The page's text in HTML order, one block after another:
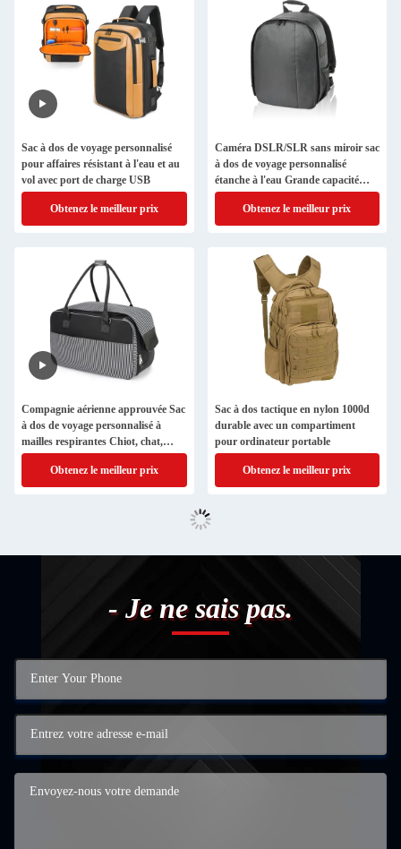
Sac à dos de voyage personnalisé
pour affaires résistant à l'eau et au
vol avec port de charge USB
Obtenez le meilleur prix
Caméra DSLR/SLR sans miroir sac
à dos de voyage personnalisé
étanche à l'eau Grande capacité
compatible
Obtenez le meilleur prix
Compagnie aérienne approuvée Sac
à dos de voyage personnalisé à
mailles respirantes Chiot, chat,
chien Sac à dos de voyage
Obtenez le meilleur prix
Sac à dos tactique en nylon 1000d
durable avec un compartiment
pour ordinateur portable
Obtenez le meilleur prix
- Je ne sais pas.